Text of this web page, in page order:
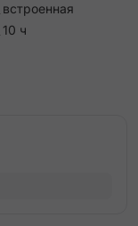
встроенная
10 ч